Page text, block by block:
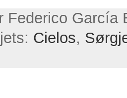
Federico García
Cielos,